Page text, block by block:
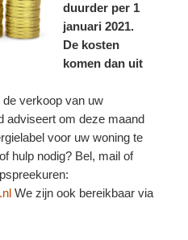
duurder per 1
januari 2021.
De kosten
komen dan uit
de verkoop van uw
adviseert om deze maand
voor uw woning te
hulp nodig? Bel, mail of
We zijn ook bereikbaar via